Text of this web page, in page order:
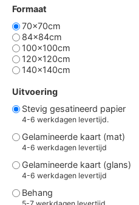
Formaat
70x70cm
84x84cm
100x100cm
120x120cm
140x140cm
Uitvoering
Stevig gesatineerd papier
4-6 werkdagen levertijd.
Gelamineerde kaart (mat)
4-6 werkdagen levertijd
Gelamineerde kaart (glans)
4-6 werkdagen levertijd
Behang